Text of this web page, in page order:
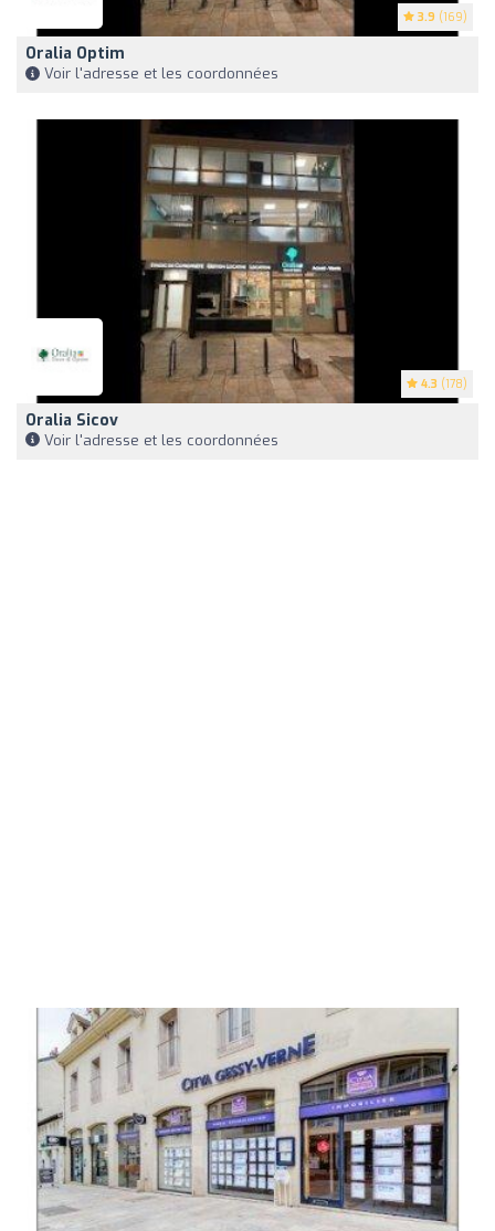
3.9 (169)
Oralia Optim
Voir l'adresse et les coordonnées
4.3 (178)
Oralia Sicov
Voir l'adresse et les coordonnées